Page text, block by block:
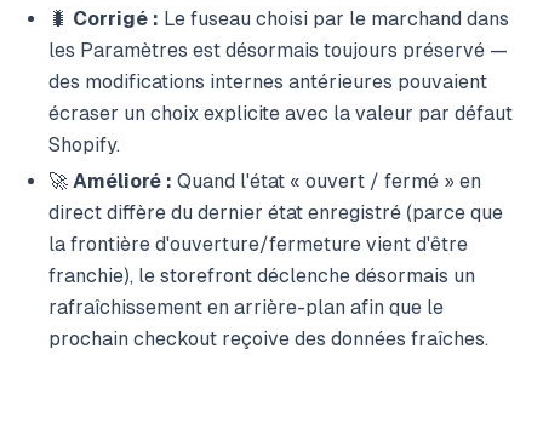
🐛 Corrigé : Le fuseau choisi par le marchand dans
les Paramètres est désormais toujours préservé —
des modifications internes antérieures pouvaient
écraser un choix explicite avec la valeur par défaut
Shopify.
🚀 Amélioré : Quand l'état « ouvert / fermé » en
direct diffère du dernier état enregistré (parce que
la frontière d'ouverture/fermeture vient d'être
franchie), le storefront déclenche désormais un
rafraîchissement en arrière-plan afin que le
prochain checkout reçoive des données fraîches.